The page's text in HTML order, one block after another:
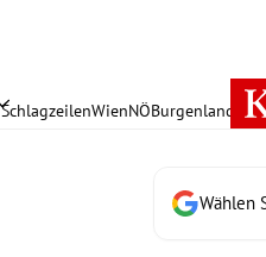
SchlagzeilenWienNÖBurgenland
Wählen